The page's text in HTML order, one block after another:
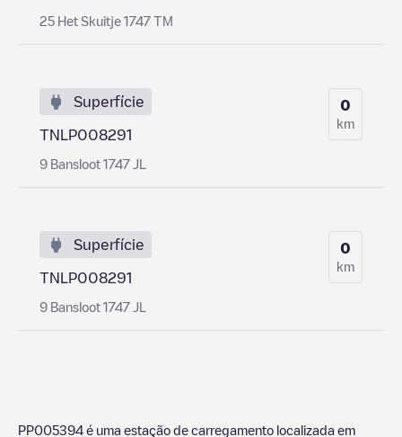
25 Het Skuitje 1747 TM
Superfície
TNLP008291
9 Bansloot 1747 JL
0
km
Superfície
TNLP008291
9 Bansloot 1747 JL
0
km
PP005394 é uma estação de carregamento localizada em